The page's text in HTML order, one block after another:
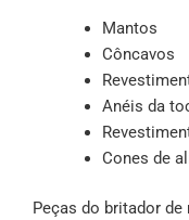
Mantos
Côncavos
Anéis da
Cones de
Peças do britador de